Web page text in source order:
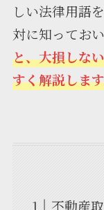
しい法律用語
対に知ってお
と、大損しな
すく解説しま
不動産